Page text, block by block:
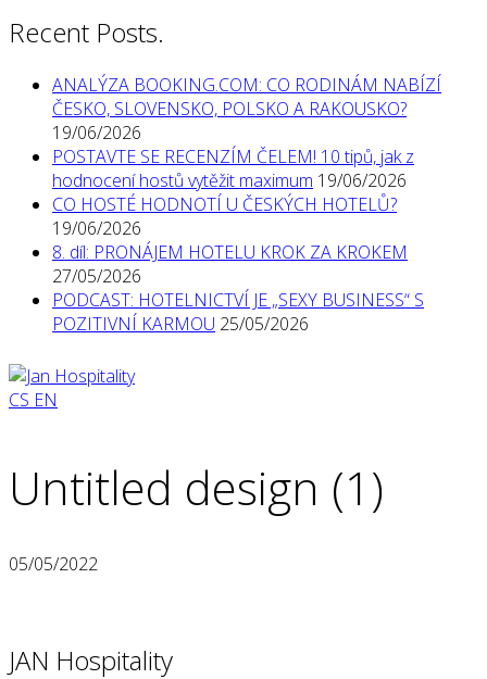
Recent Posts.
ANALÝZA BOOKING.COM: CO RODINÁM NABÍZÍ
ČESKO, SLOVENSKO, POLSKO A RAKOUSKO?
19/06/2026
POSTAVTE SE RECENZÍM ČELEM! 10 tipů, jak z
hodnocení hostů vytěžit maximum 19/06/2026
CO HOSTÉ HODNOTÍ U ČESKÝCH HOTELŮ?
19/06/2026
8. díl: PRONÁJEM HOTELU KROK ZA KROKEM
27/05/2026
PODCAST: HOTELNICTVÍ JE „SEXY BUSINESS“ S
POZITIVNÍ KARMOU 25/05/2026
CS EN
Untitled design (1)
05/05/2022
JAN Hospitality